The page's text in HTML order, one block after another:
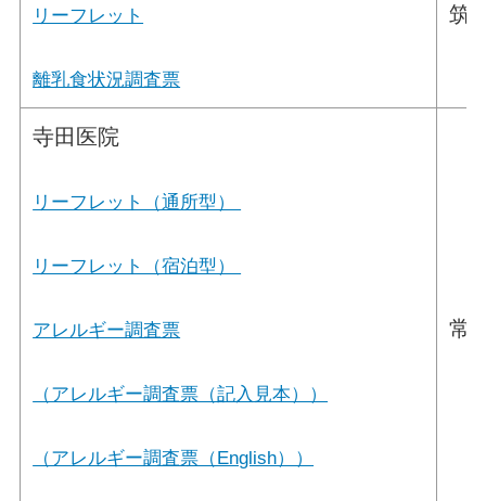
リーフレット
離乳食状況調査票
筑
寺田医院
リーフレット（通所型）
リーフレット（宿泊型）
アレルギー調査票
（アレルギー調査票（記入見本））
（アレルギー調査票（English））
常